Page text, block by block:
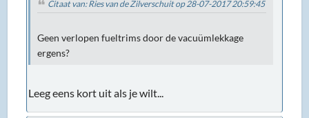
Citaat van: Ries van de Zilverschuit op 28-07-2017 20:59:45
Geen verlopen fueltrims door de vacuümlekkage
ergens?
Leeg eens kort uit als je wilt...